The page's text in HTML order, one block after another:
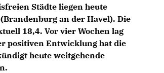
Städte liegen heute
an der Havel). Die
18,4. Vor vier Wochen lag
positiven Entwicklung hat die
heute weitgehende